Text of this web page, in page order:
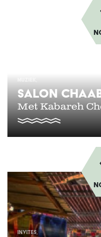
SALON
Met Kabareh
INVITES
Afbeelding